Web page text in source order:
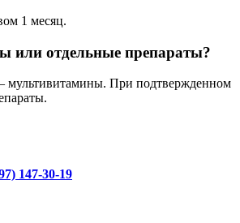
1 месяц.
или отдельные препараты?
мультивитамины. При подтвержденном
147-30-19